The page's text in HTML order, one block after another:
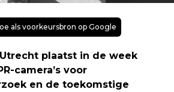
als voorkeursbron op Google
plaatst in de week
camera’s voor
en de toekomstige